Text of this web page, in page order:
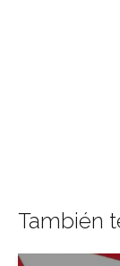
También